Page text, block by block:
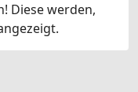
Diese werden,